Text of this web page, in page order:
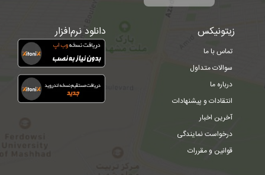
زیتونیکس
تماس با ما
سوالات متداول
درباره ما
انتقادات و پیشنهادات
آخرین اخبار
درخواست نمایندگی
قوانین و مقررات
دانلود نرم‌افزار